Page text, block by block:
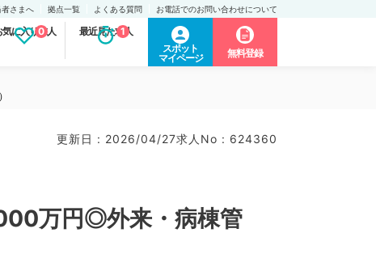
さまへ 拠点一覧 よくある質問 お電話でのお問い合わせについて
気に入り求人
0 最近見た求人
1
スポット
マイページ
無料登録
更新日 : 2026/04/27求人No : 624360
万円◎外来・病棟管